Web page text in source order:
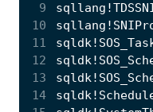
9
10
11
12
13
14